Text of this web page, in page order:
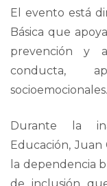
El evento está
Básica que
prevención y
conducta,
socioemocionales.
Durante la
Educación, Juan
la dependencia